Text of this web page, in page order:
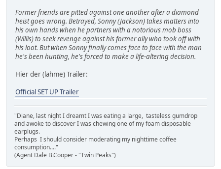
Former friends are pitted against one another after a diamond
heist goes wrong. Betrayed, Sonny (Jackson) takes matters into
his own hands when he partners with a notorious mob boss
(Willis) to seek revenge against his former ally who took off with
his loot. But when Sonny finally comes face to face with the man
he's been hunting, he's forced to make a life-altering decision.
Hier der (lahme) Trailer:
Official SET UP Trailer
"Diane, last night I dreamt I was eating a large, tasteless gumdrop
and awoke to discover I was chewing one of my foam disposable
earplugs.
Perhaps I should consider moderating my nighttime coffee
consumption...."
(Agent Dale B.Cooper - "Twin Peaks")